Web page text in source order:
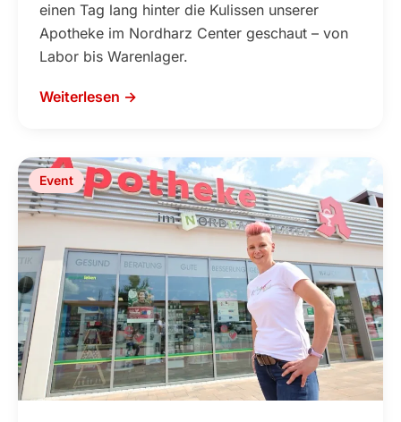
einen Tag lang hinter die Kulissen unserer
Apotheke im Nordharz Center geschaut – von
Labor bis Warenlager.
Weiterlesen →
Event